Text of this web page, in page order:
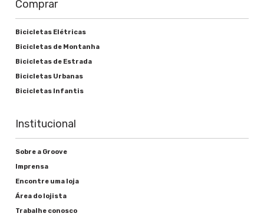
Comprar
Bicicletas Elétricas
Bicicletas de Montanha
Bicicletas de Estrada
Bicicletas Urbanas
Bicicletas Infantis
Institucional
Sobre a Groove
Imprensa
Encontre uma loja
Área do lojista
Trabalhe conosco